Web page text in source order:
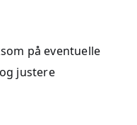
på eventuelle
justere